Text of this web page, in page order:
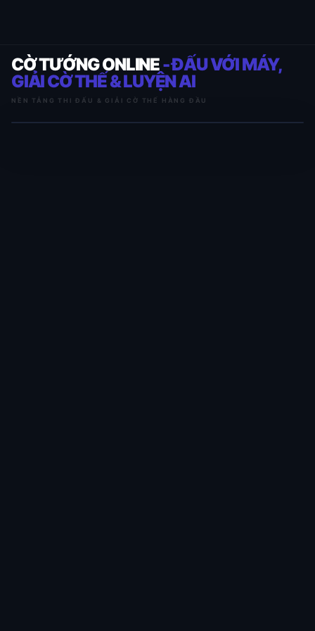
CỜ TƯỚNG ONLINE- ĐẤU VỚI MÁY,
GIẢI CỜ THẾ & LUYỆN AI
NỀN TẢNG THI ĐẤU & GIẢI CỜ THẾ HÀNG ĐẦU